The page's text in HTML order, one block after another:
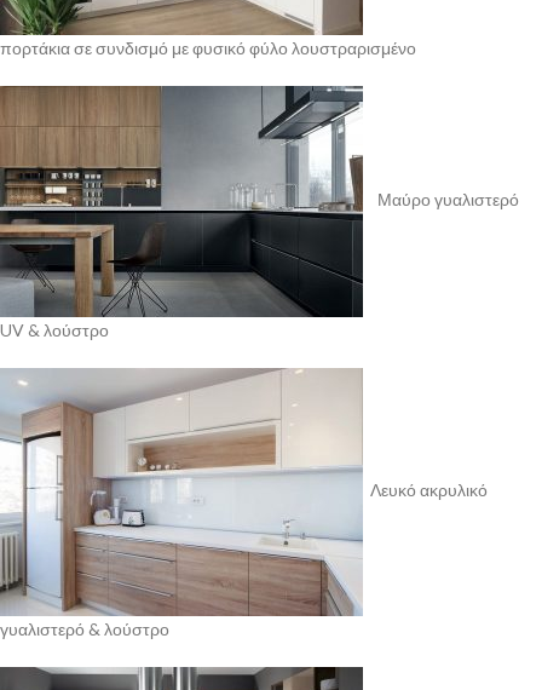
πορτάκια σε συνδισμό με φυσικό φύλο λουστραρισμένο
Μαύρο γυαλιστερό
UV & λούστρο
Λευκό ακρυλικό
γυαλιστερό & λούστρο